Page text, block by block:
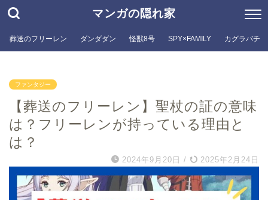
マンガの隠れ家
葬送のフリーレン ダンダダン 怪獣8号 SPY×FAMILY カグラバチ
ファンタジー
【葬送のフリーレン】聖杖の証の意味
は？フリーレンが持っている理由と
は？
2024年9月20日 / 2025年2月24日